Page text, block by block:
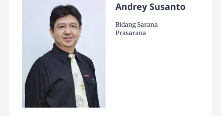
Andrey Susanto
Bidang Sarana
Prasarana